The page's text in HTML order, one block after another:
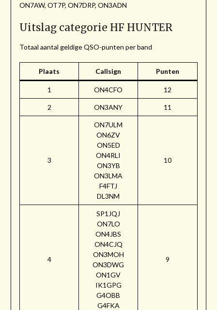
ON7AW, OT7P, ON7DRP, ON3ADN
Uitslag categorie HF HUNTER
Totaal aantal geldige QSO-punten per band
Plaats Callsign Punten
1 ON4CFO 12
2 ON3ANY 11
3
ON7ULM
ON6ZV
ON5ED
ON4RLI
ON3YB
ON3LMA
F4FTJ
DL3NM
10
4
SP1JQJ
ON7LO
ON4JBS
ON4CJQ
ON3MOH
ON3DWG
ON1GV
IK1GPG
G4OBB
G4FKA
9